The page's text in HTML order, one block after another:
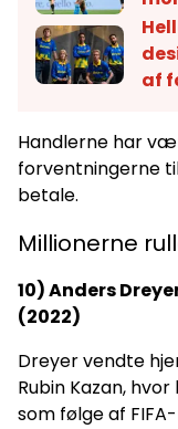
af
Handlerne har
forventningerne
betale.
Millionerne
10) Anders
(2022)
Dreyer vendte
Rubin Kazan,
som følge af